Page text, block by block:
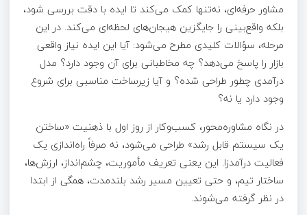
مشاور حرفه‌ای، نه‌تنها کمک می‌کند تا ایده با دقت بررسی شود،
بلکه واقع‌بینی را جایگزین هیجان‌های لحظه‌ای می‌کند. در این
مرحله، سؤالات کلیدی مطرح می‌شود: آیا این ایده نیاز واقعی
بازار را پاسخ می‌دهد؟ چه مخاطبانی برای آن وجود دارد؟ مدل
درآمدی چطور طراحی شده؟ و آیا زیرساخت مناسبی برای شروع
وجود دارد یا نه؟
در نگاه مشاوره‌محور، کسب‌وکار از روز اول با ذهنیت «ساختن
یک سیستم قابل رشد» طراحی می‌شود، نه صرفاً راه‌اندازی یک
فعالیت درآمدزا. این یعنی تعریف مأموریت، چشم‌انداز، ارزش‌ها،
ساختار تیم، و حتی تعیین مسیر رشد بلندمدت، همگی از ابتدا
در نظر گرفته می‌شوند.